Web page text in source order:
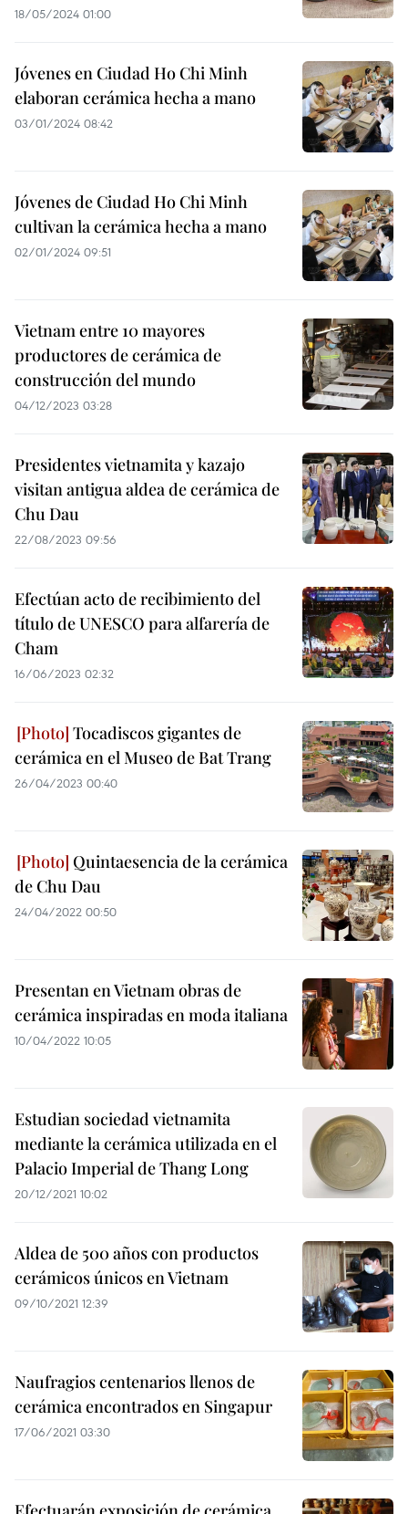
18/05/2024 01:00
Jóvenes en Ciudad Ho Chi Minh
elaboran cerámica hecha a mano
03/01/2024 08:42
Jóvenes de Ciudad Ho Chi Minh
cultivan la cerámica hecha a mano
02/01/2024 09:51
Vietnam entre 10 mayores
productores de cerámica de
construcción del mundo
04/12/2023 03:28
Presidentes vietnamita y kazajo
visitan antigua aldea de cerámica de
Chu Dau
22/08/2023 09:56
Efectúan acto de recibimiento del
título de UNESCO para alfarería de
Cham
16/06/2023 02:32
Tocadiscos gigantes de
cerámica en el Museo de Bat Trang
26/04/2023 00:40
Quintaesencia de la cerámica
de Chu Dau
24/04/2022 00:50
Presentan en Vietnam obras de
cerámica inspiradas en moda italiana
10/04/2022 10:05
Estudian sociedad vietnamita
mediante la cerámica utilizada en el
Palacio Imperial de Thang Long
20/12/2021 10:02
Aldea de 500 años con productos
cerámicos únicos en Vietnam
09/10/2021 12:39
Naufragios centenarios llenos de
cerámica encontrados en Singapur
17/06/2021 03:30